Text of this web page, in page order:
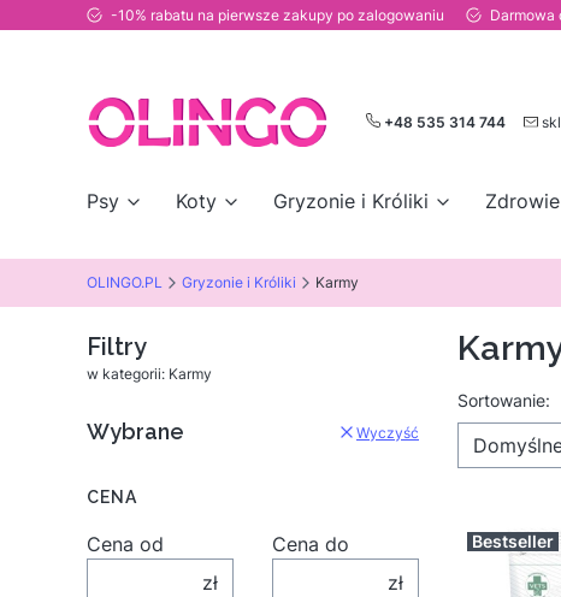
-10% rabatu na pierwsze zakupy po zalogowaniu Darmowa
+48 535 314 744
Psy Koty Gryzonie i Króliki
OLINGO.PL Gryzonie i Króliki Karmy
Filtry
w kategorii: Karmy
Wybrane Wyczyść
CENA
Cena od
zł
Cena do
zł
Lista
Sortowanie:
Bestseller